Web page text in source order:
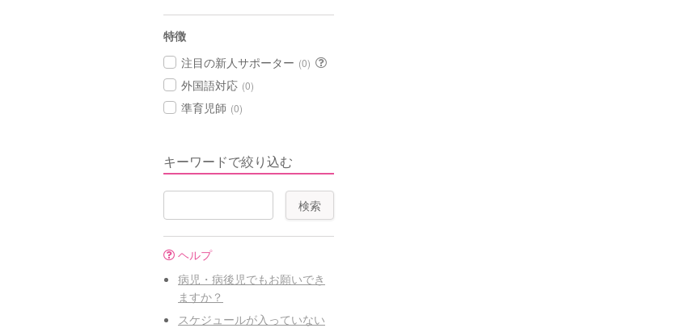
特徴
注目の新人サポーター (0)
外国語対応 (0)
準育児師 (0)
キーワードで絞り込む
ヘルプ
病児・病後児でもお願いでき
ますか？
スケジュールが入っていない